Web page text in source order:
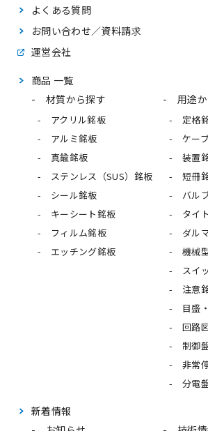
よくある質問
お問い合わせ／資料請求
運営会社
商品 一覧
材質から探す
アクリル銘板
アルミ銘板
真鍮銘板
ステンレス（SUS）銘板
シール銘板
キーシート銘板
フィルム銘板
エッチング銘板
用途
定格
ケー
装置
短冊
バル
タイ
ダル
機械
スイ
注意
目盛
回路
制御
非常
分電
新着情報